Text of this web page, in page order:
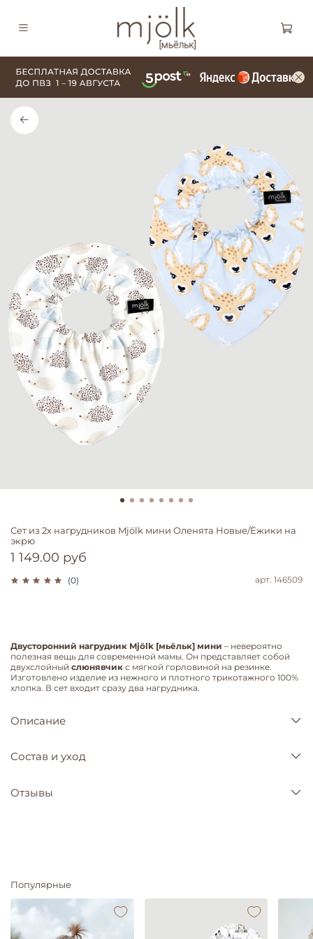
(0) арт. 146509
Сет из 2х нагрудников Mjölk мини Оленята Новые/Ёжики на
экрю
1 149.00 руб
Двусторонний нагрудник Mjölk [мьёльк] мини – невероятно
полезная вещь для современной мамы. Он представляет собой
двухслойный слюнявчик с мягкой горловиной на резинке.
Изготовлено изделие из нежного и плотного трикотажного 100%
хлопка. В сет входит сразу два нагрудника.
Описание
Состав и уход
Отзывы
Популярные